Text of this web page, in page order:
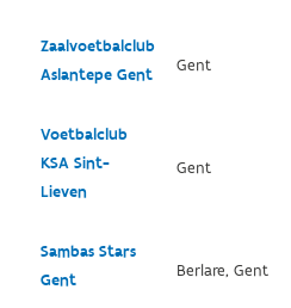
Zaalvoetbalclub
Aslantepe Gent
Gent
Voetbalclub
KSA Sint-
Lieven
Gent
Sambas Stars
Gent
Berlare, Gent